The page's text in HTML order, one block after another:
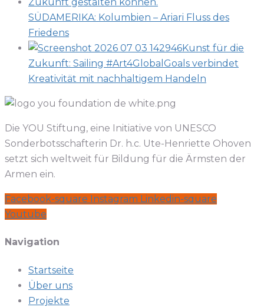
SÜDAMERIKA: Kolumbien – Ariari Fluss des
Friedens
Kunst für die
Zukunft: Sailing #Art4GlobalGoals verbindet
Kreativität mit nachhaltigem Handeln
Die YOU Stiftung, eine Initiative von UNESCO
Sonderbotsschafterin Dr. h.c. Ute-Henriette Ohoven
setzt sich weltweit für Bildung für die Ärmsten der
Armen ein.
Facebook-square Instagram Linkedin-square
Youtube
Navigation
Startseite
Über uns
Projekte